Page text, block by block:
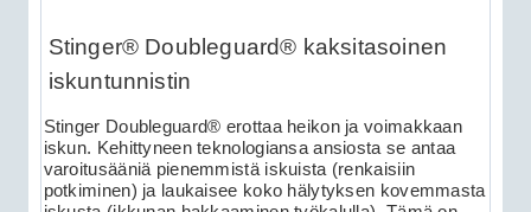
Stinger® Doubleguard® kaksitasoinen
iskuntunnistin
Stinger Doubleguard® erottaa heikon ja voimakkaan
iskun. Kehittyneen teknologiansa ansiosta se antaa
varoitusääniä pienemmistä iskuista (renkaisiin
potkiminen) ja laukaisee koko hälytyksen kovemmasta